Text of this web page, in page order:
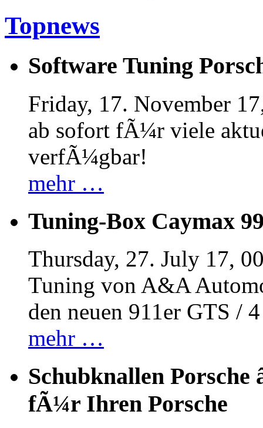
Topnews
Software Tuning
Friday, 17. November
ab sofort fÃ¼r viele
verfÃ¼gbar!
mehr …
Tuning-Box Caymax
Thursday, 27. July 17,
Tuning von A&A
den neuen 911er GTS /
mehr …
Schubknallen Porsche
fÃ¼r Ihren Porsche